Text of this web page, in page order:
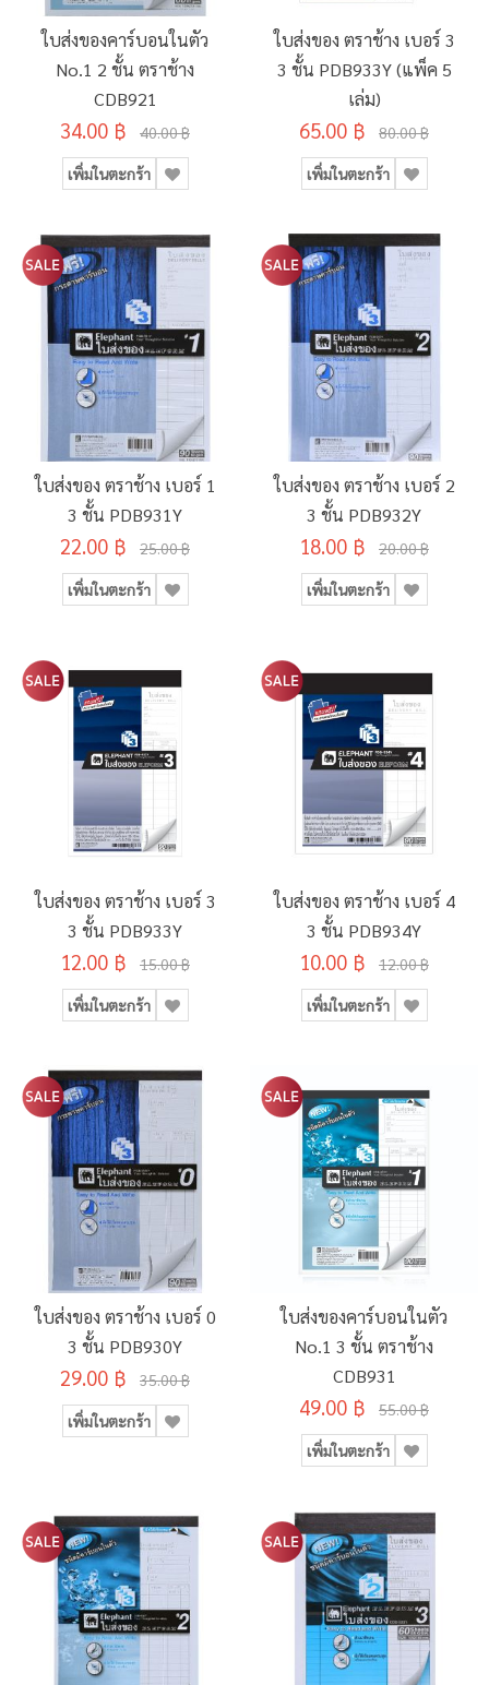
ใบส่งของคาร์บอนในตัว
No.1 2 ชั้น ตราช้าง
CDB921
34.00 ฿ 40.00 ฿
เพิ่มในตะกร้า
ใบส่งของ ตราช้าง เบอร์ 3
3 ชั้น PDB933Y (แพ็ค 5
เล่ม)
65.00 ฿ 80.00 ฿
เพิ่มในตะกร้า
ใบส่งของ ตราช้าง เบอร์ 1
3 ชั้น PDB931Y
22.00 ฿ 25.00 ฿
เพิ่มในตะกร้า
ใบส่งของ ตราช้าง เบอร์ 2
3 ชั้น PDB932Y
18.00 ฿ 20.00 ฿
เพิ่มในตะกร้า
ใบส่งของ ตราช้าง เบอร์ 3
3 ชั้น PDB933Y
12.00 ฿ 15.00 ฿
เพิ่มในตะกร้า
ใบส่งของ ตราช้าง เบอร์ 4
3 ชั้น PDB934Y
10.00 ฿ 12.00 ฿
เพิ่มในตะกร้า
ใบส่งของ ตราช้าง เบอร์ 0
3 ชั้น PDB930Y
29.00 ฿ 35.00 ฿
เพิ่มในตะกร้า
ใบส่งของคาร์บอนในตัว
No.1 3 ชั้น ตราช้าง
CDB931
49.00 ฿ 55.00 ฿
เพิ่มในตะกร้า